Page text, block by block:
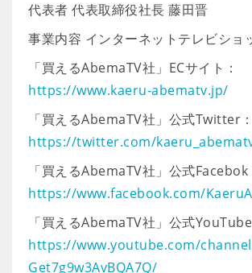
代表者 代表取締役社長 藤田晋
事業内容 インターネットテレビショ
「買えるAbemaTV社」ECサイト：
https://www.kaeru-abematv.jp/
「買えるAbemaTV社」公式Twitter：
https://twitter.com/
「買えるAbemaTV社」公式Facebok
https://www.facebook.com/
「買えるAbemaTV社」公式YouTube
https://www.youtube.com/
Get7g9w3AvBQA7Q/